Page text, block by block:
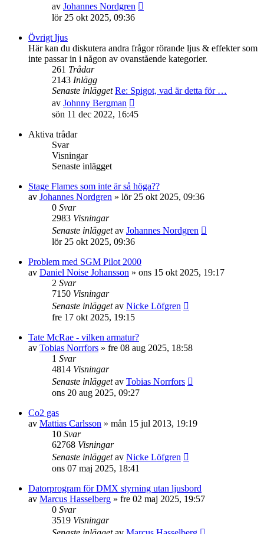
av Johannes Nordgren
inlägget
lör 25 okt 2025, 09:36
Övrigt ljus
Här kan du diskutera andra frågor rörande ljus & effekter som
inte passar in i någon av ovanstående kategorier.
261 Trådar
2143 Inlägg
Senaste inlägget Re: Spigot, vad är detta för …
av Johnny Bergman
till
sön 11 dec 2022, 16:45
Aktiva trådar
Svar
Visningar
Senaste inlägget
Stage Flames som inte är så höga??
av Johannes Nordgren » lör 25 okt 2025, 09:36
0 Svar
2983 Visningar
Senaste inläggetav Johannes Nordgren
lör 25 okt 2025, 09:36
Problem med SGM Pilot 2000
av Daniel Noise Johansson » ons 15 okt 2025, 19:17
2 Svar
7150 Visningar
Senaste inläggetav Nicke Löfgren
fre 17 okt 2025, 19:15
Tate McRae - vilken armatur?
av Tobias Norrfors » fre 08 aug 2025, 18:58
1 Svar
4814 Visningar
Senaste inläggetav Tobias Norrfors
ons 20 aug 2025, 09:27
Co2 gas
av Mattias Carlsson » mån 15 jul 2013, 19:19
10 Svar
62768 Visningar
Senaste inläggetav Nicke Löfgren
ons 07 maj 2025, 18:41
Datorprogram för DMX styrning utan ljusbord
av Marcus Hasselberg » fre 02 maj 2025, 19:57
0 Svar
3519 Visningar